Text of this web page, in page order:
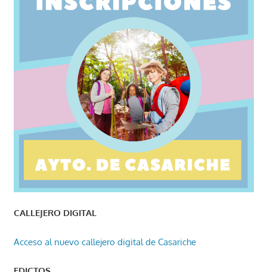
CALLEJERO DIGITAL
Acceso al nuevo callejero digital de Casariche